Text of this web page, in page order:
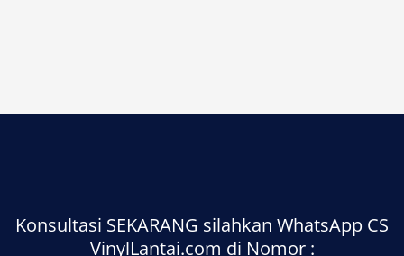
Konsultasi SEKARANG silahkan WhatsApp CS
VinylLantai.com di Nomor :